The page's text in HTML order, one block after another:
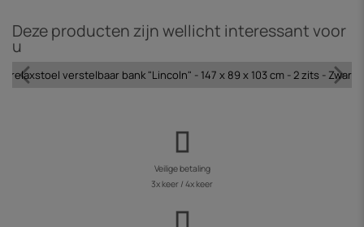
Deze producten zijn wellicht interessant voor
u
relaxstoel verstelbaar bank "Lincoln" - 147 x 89 x 103 cm - 2 zits - Zwart
Veilige betaling
3x keer / 4x keer